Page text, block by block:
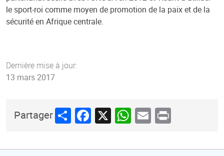
le sport-roi comme moyen de promotion de la paix et de la
sécurité en Afrique centrale.
Dernière mise à jour:
13 mars 2017
PartagerShareFacebook
X WhatsApp
Email
Print